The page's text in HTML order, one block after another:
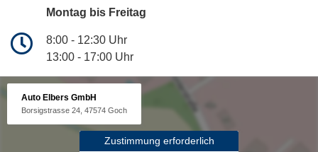
Montag bis Freitag
8:00 - 12:30 Uhr
13:00 - 17:00 Uhr
Auto Elbers GmbH
Borsigstrasse 24, 47574 Goch
Zustimmung erforderlich